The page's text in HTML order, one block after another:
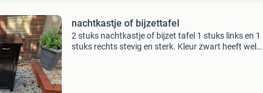
nachtkastje of bijzettafel
2 stuks nachtkastje of bijzet tafel 1 stuks links en 1
stuks rechts stevig en sterk. Kleur zwart heeft wel